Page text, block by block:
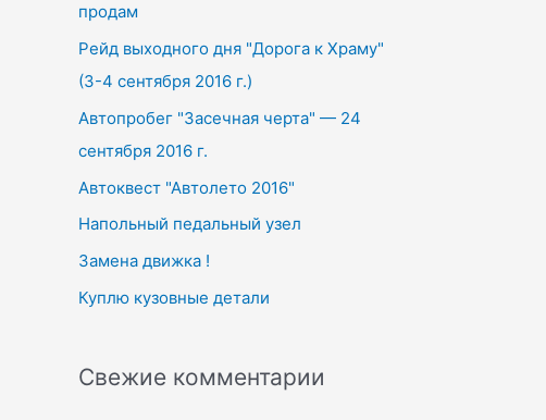
продам
Рейд выходного дня "Дорога к Храму"
(3-4 сентября 2016 г.)
Автопробег "Засечная черта" — 24
сентября 2016 г.
Автоквест "Автолето 2016"
Напольный педальный узел
Замена движка !
Куплю кузовные детали
Свежие комментарии